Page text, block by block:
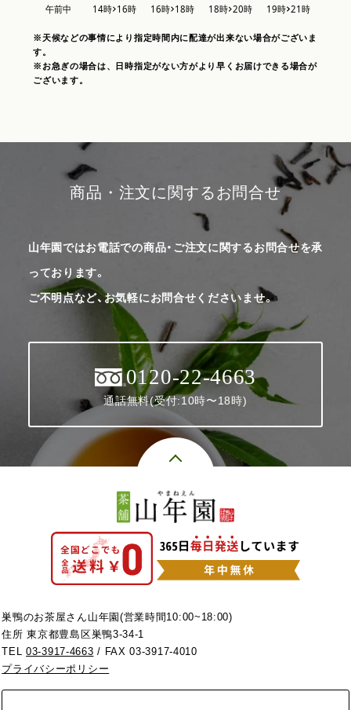
※天候などの事情により指定時間内に配達が出来ない場合がございま
す。
※お急ぎの場合は、日時指定がない方がより早くお届けできる場合が
ございます。
商品・注文に関するお問合せ
山年園ではお電話での商品・ご注文に関するお問合せを承
っております。
ご不明点など、お気軽にお問合せくださいませ。
0120-22-4663
通話無料(受付:10時〜18時)
巣鴨のお茶屋さん山年園(営業時間10:00~18:00)
住所 東京都豊島区巣鴨3-34-1
TEL03-3917-4663 / FAX 03-3917-4010
プライバシーポリシー